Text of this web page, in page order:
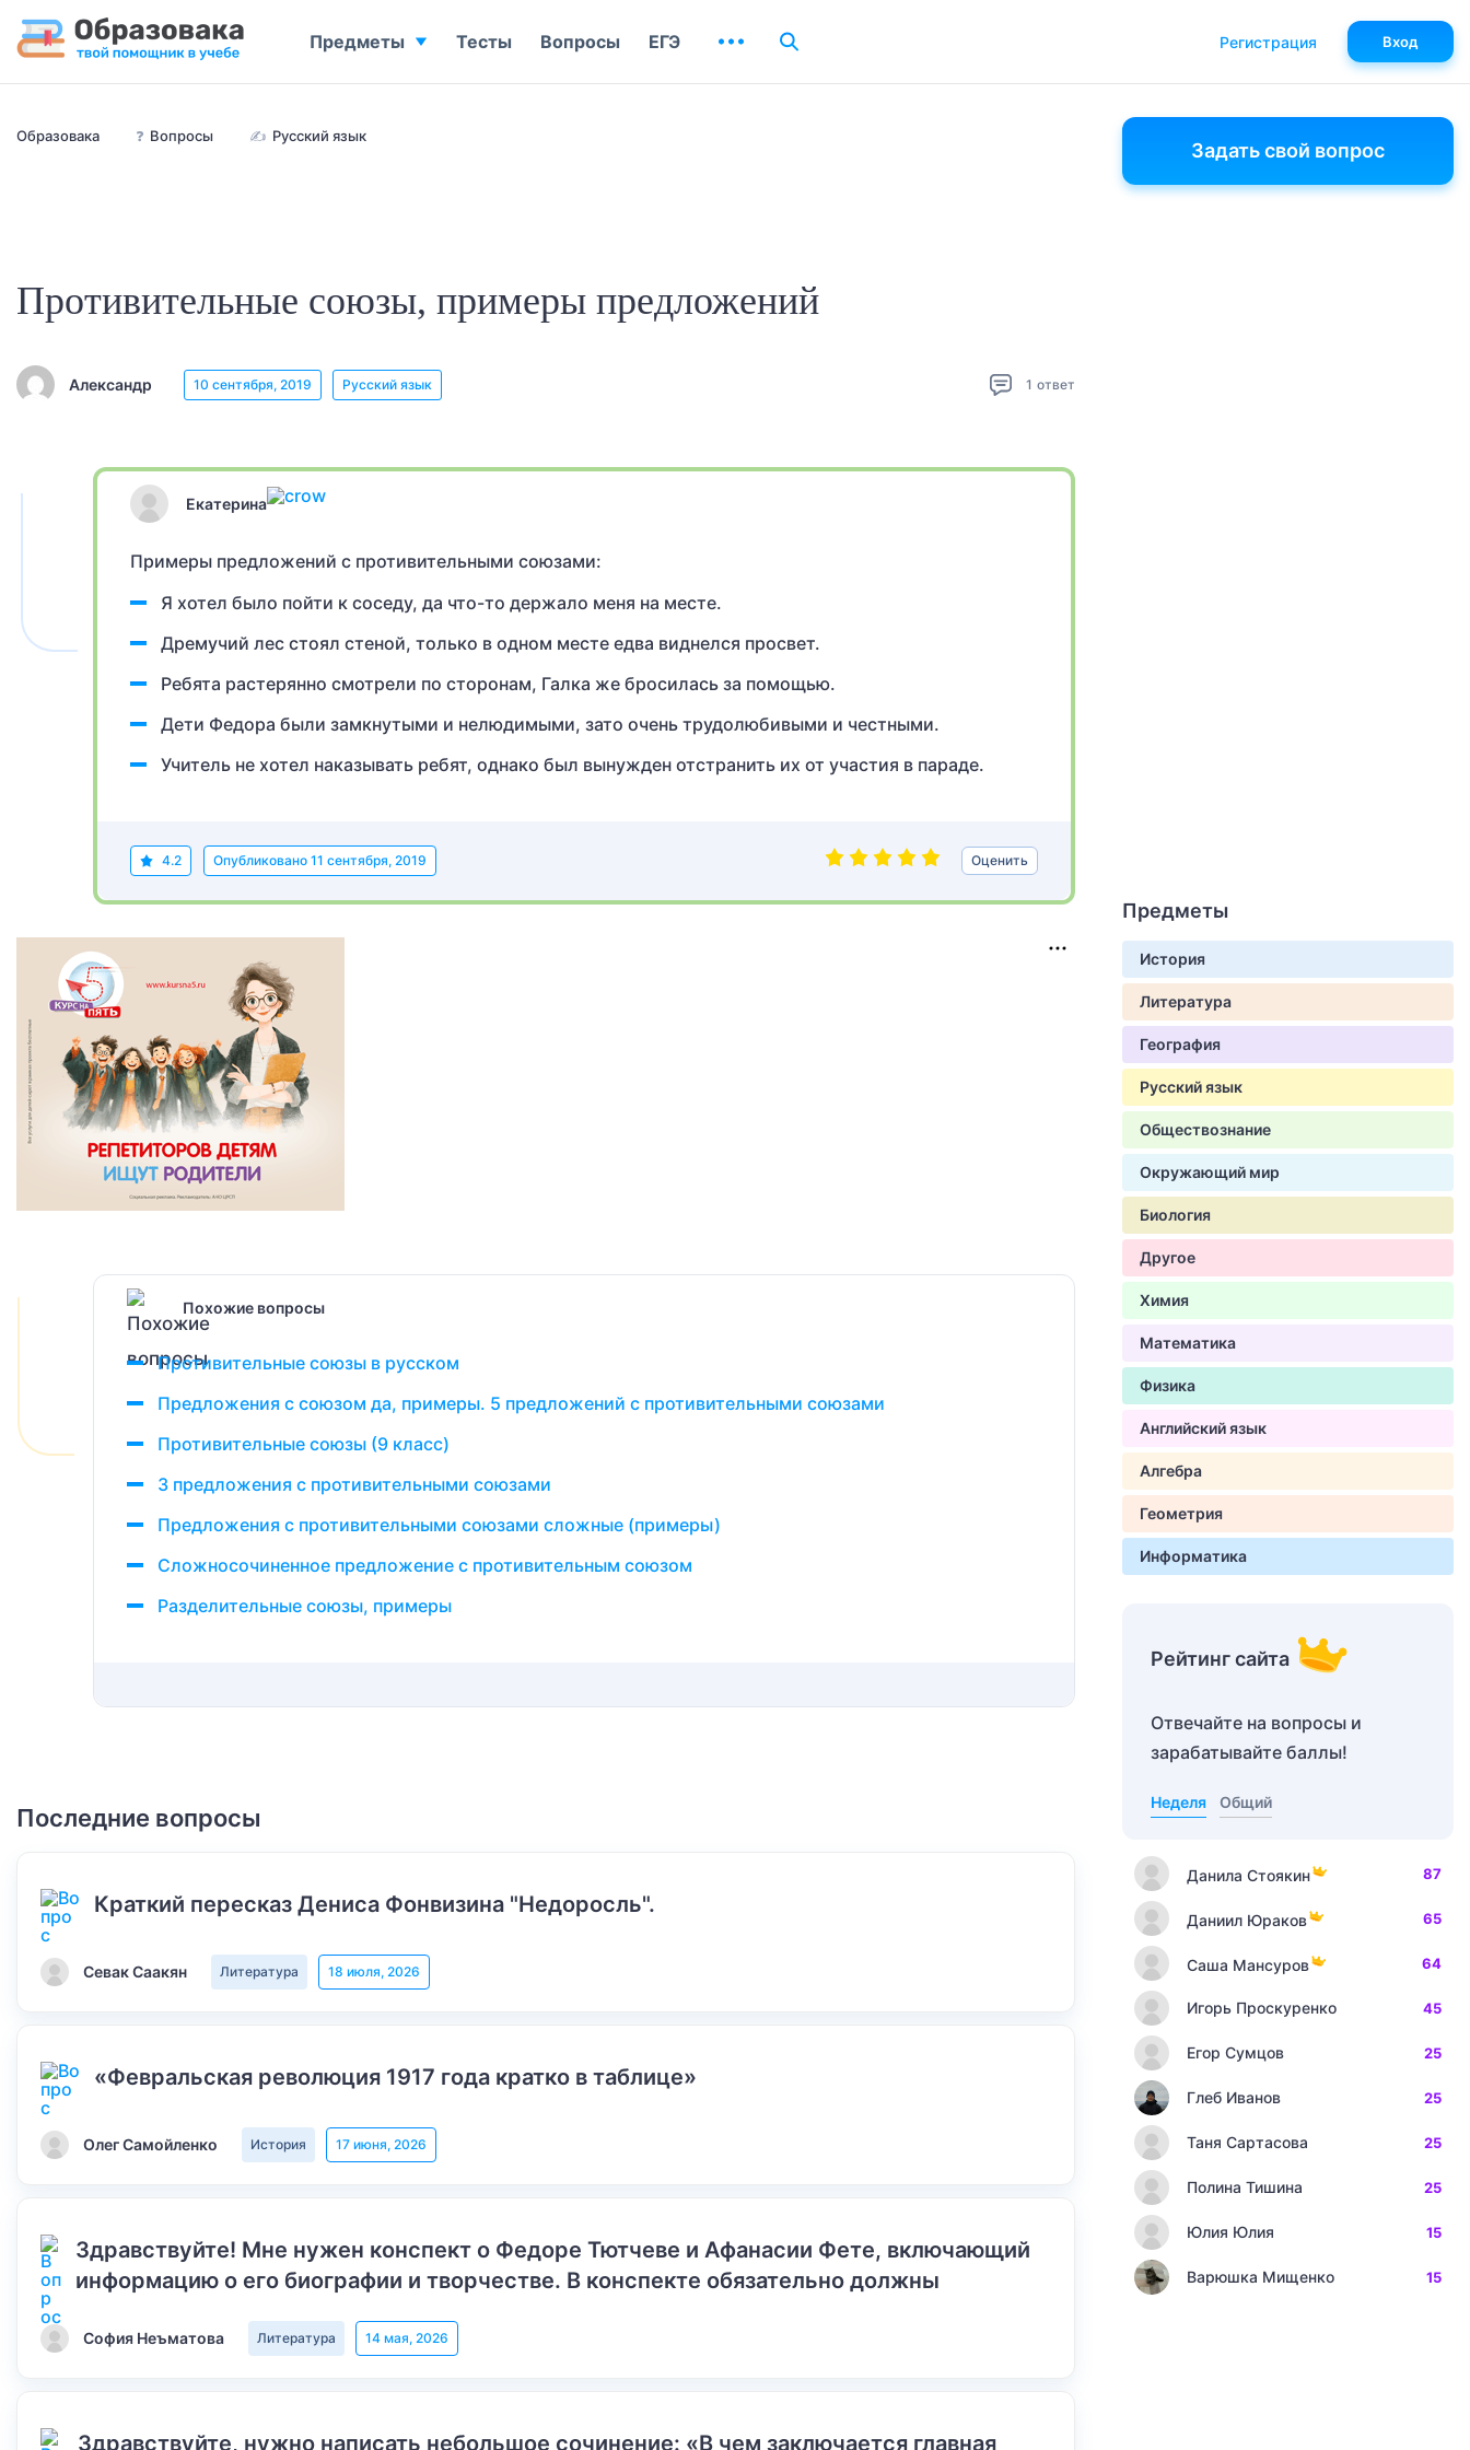
Образовака ❓ Вопросы ✍ Русский язык
Противительные союзы, примеры предложений
Александр 10 сентября, 2019 Русский язык 1 ответ
Екатерина
Примеры предложений с противительными союзами:
Я хотел было пойти к соседу, да что-то держало меня на месте.
Дремучий лес стоял стеной, только в одном месте едва виднелся просвет.
Ребята растерянно смотрели по сторонам, Галка же бросилась за помощью.
Дети Федора были замкнутыми и нелюдимыми, зато очень трудолюбивыми и честными.
Учитель не хотел наказывать ребят, однако был вынужден отстранить их от участия в параде.
4.2 Опубликовано 11 сентября, 2019 Оценить
Похожие вопросы
Противительные союзы в русском
Предложения с союзом да, примеры. 5 предложений с противительными союзами
Противительные союзы (9 класс)
3 предложения с противительными союзами
Предложения с противительными союзами сложные (примеры)
Сложносочиненное предложение с противительным союзом
Разделительные союзы, примеры
Последние вопросы
Краткий пересказ Дениса Фонвизина "Недоросль".
Севак Саакян Литература 18 июля, 2026
«Февральская революция 1917 года кратко в таблице»
Олег Самойленко История 17 июня, 2026
Здравствуйте! Мне нужен конспект о Федоре Тютчеве и Афанасии Фете, включающий
информацию о его биографии и творчестве. В конспекте обязательно должны
София Неъматова Литература 14 мая, 2026
Здравствуйте, нужно написать небольшое сочинение: «В чем заключается главная
Задать свой вопрос
Предметы
История
Литература
География
Русский язык
Обществознание
Окружающий мир
Биология
Другое
Химия
Математика
Физика
Английский язык
Алгебра
Геометрия
Информатика
Рейтинг сайта
Отвечайте на вопросы и
зарабатывайте баллы!
Неделя Общий
Данила Стоякин 87
Даниил Юраков 65
Саша Мансуров 64
Игорь Проскуренко 45
Егор Сумцов 25
Глеб Иванов 25
Таня Сартасова 25
Полина Тишина 25
Юлия Юлия 15
Варюшка Мищенко 15
Предметы Тесты Вопросы ЕГЭ Регистрация Вход